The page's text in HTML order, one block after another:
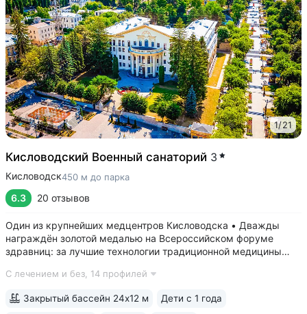
1/21
Кисловодский Военный санаторий 3
Кисловодск450 м до парка
6.3 20 отзывов
Один из крупнейших медцентров Кисловодска • Дважды
награждён золотой медалью на Всероссийском форуме
здравниц: за лучшие технологии традиционной медицины
корпуса в духе «сталинского ампира»: бережно
С лечением и без, 14 профилей
Закрытый бассейн 24х12 м Дети с 1 года